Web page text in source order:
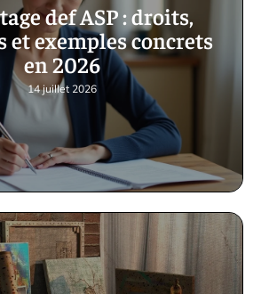
def ASP : droits,
et exemples concrets
en 2026
14 juillet 2026